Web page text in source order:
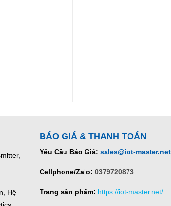
Hệ
BÁO GIÁ & THANH TOÁN
Yêu Cầu Báo Giá: sales@iot-master.net
Cellphone/Zalo: 0379720873
Trang sản phẩm: https://iot-master.net/